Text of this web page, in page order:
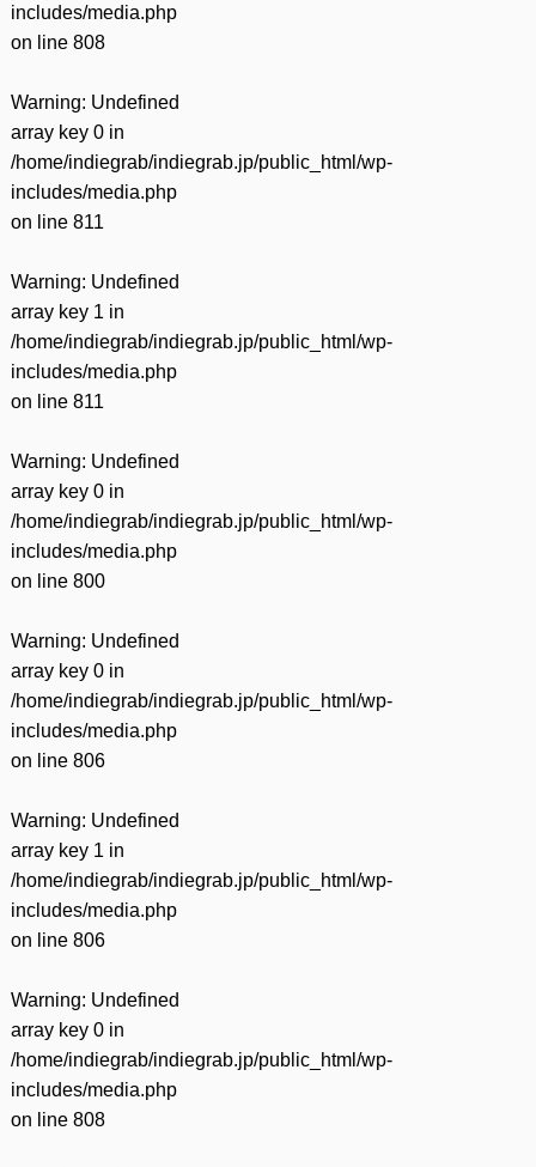
includes/media.php
on line 808
Warning: Undefined
array key 0 in
/home/indiegrab/indiegrab.jp/public_html/wp-
includes/media.php
on line 811
Warning: Undefined
array key 1 in
/home/indiegrab/indiegrab.jp/public_html/wp-
includes/media.php
on line 811
Warning: Undefined
array key 0 in
/home/indiegrab/indiegrab.jp/public_html/wp-
includes/media.php
on line 800
Warning: Undefined
array key 0 in
/home/indiegrab/indiegrab.jp/public_html/wp-
includes/media.php
on line 806
Warning: Undefined
array key 1 in
/home/indiegrab/indiegrab.jp/public_html/wp-
includes/media.php
on line 806
Warning: Undefined
array key 0 in
/home/indiegrab/indiegrab.jp/public_html/wp-
includes/media.php
on line 808